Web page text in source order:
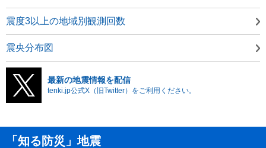
震度3以上の地域別観測回数
震央分布図
最新の地震情報を配信
tenki.jp公式X（旧Twitter）をご利用ください。
「知る防災」地震